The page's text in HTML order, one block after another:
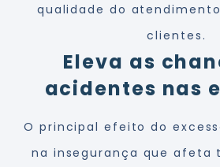
qualidade do
clientes.
Eleva as
acidentes nas
O principal efeito do
na insegurança que afeta